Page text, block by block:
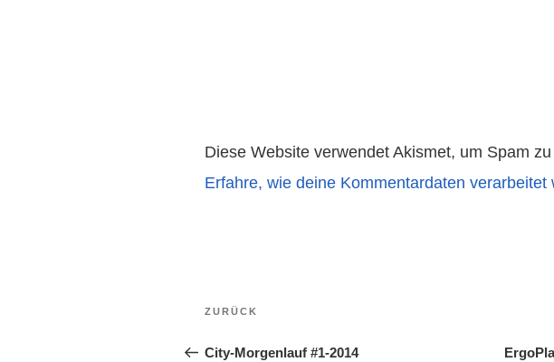
Diese Website verwendet Akismet, um Spam
Erfahre, wie deine Kommentardaten verarbeitet
Vorheriger
ZURÜCK
City-Morgenlauf #1-2014